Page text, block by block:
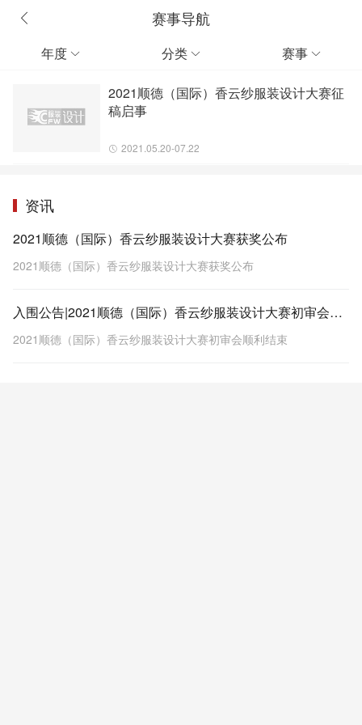
赛事导航
年度  分类  赛事 
2021顺德（国际）香云纱服装设计大赛征
稿启事
2021.05.20-07.22
资讯
2021顺德（国际）香云纱服装设计大赛获奖公布
2021顺德（国际）香云纱服装设计大赛获奖公布
入围公告|2021顺德（国际）香云纱服装设计大赛初审会顺利结束
2021顺德（国际）香云纱服装设计大赛初审会顺利结束